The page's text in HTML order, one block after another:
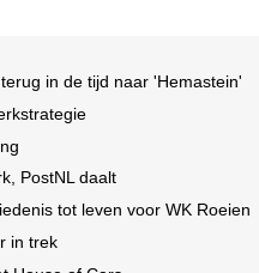
in de tijd naar 'Hemastein'
PostNL daalt
tot leven voor WK Roeien
in trek